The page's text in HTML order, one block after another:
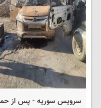
سرویس سوریه - پس از